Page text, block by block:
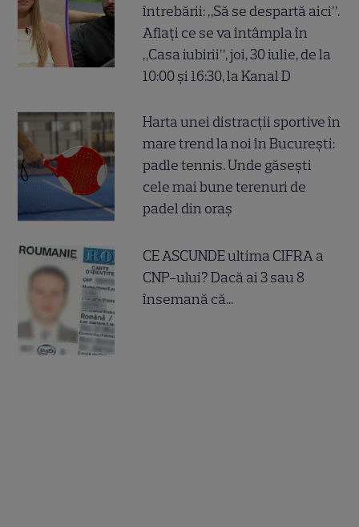
întrebării: „Să se despartă aici”.
Aflați ce se va întâmpla în
„Casa iubirii”, joi, 30 iulie, de la
10:00 și 16:30, la Kanal D
Harta unei distracții sportive în
mare trend la noi în București:
padle tennis. Unde găsești
cele mai bune terenuri de
padel din oraș
CE ASCUNDE ultima CIFRA a
CNP-ului? Dacă ai 3 sau 8
însemană că...